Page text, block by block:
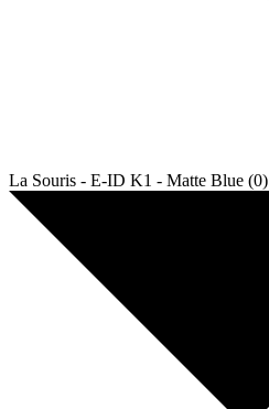
La Souris - E-ID K1 - Matte Blue (0)